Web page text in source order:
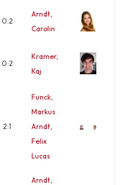
0:2
Arndt,
Carolin
0:2
Kramer,
Kaj
2:1
Funck,
Markus
Arndt,
Felix
Lucas
Arndt,